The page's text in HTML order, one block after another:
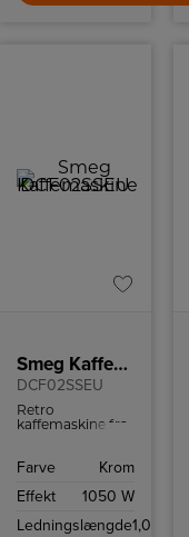
Smeg Kaffemaskine
DCF02SSEU
Retro
kaffemaskine fra
til 10 kopper
Farve
Krom
Effekt
1050 W
Ledningslængde1,0